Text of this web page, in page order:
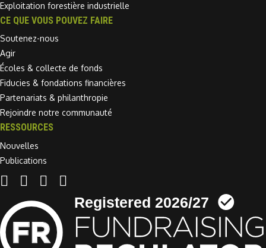
Exploitation forestière industrielle
CE QUE VOUS POUVEZ FAIRE
Soutenez-nous
Agir
Écoles & collecte de fonds
Fiducies & fondations financières
Partenariats & philanthropie
Rejoindre notre communauté
RESSOURCES
Nouvelles
Publications